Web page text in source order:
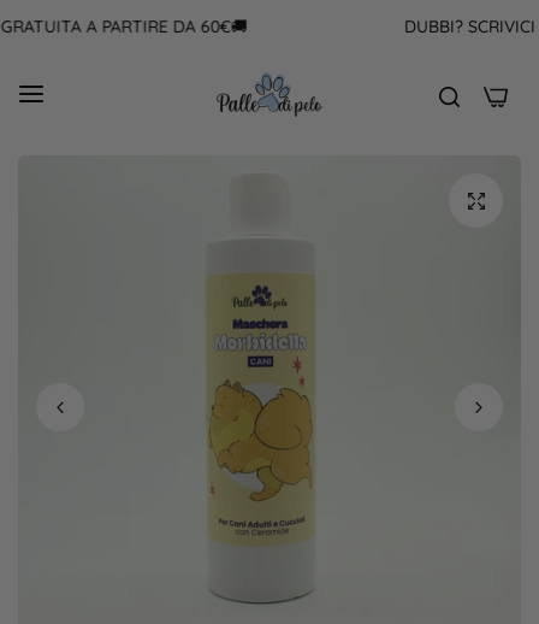
A PARTIRE DA 60€🚚 DUBBI? SCRIVICI
0